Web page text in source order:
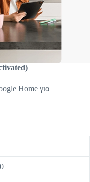
Home για